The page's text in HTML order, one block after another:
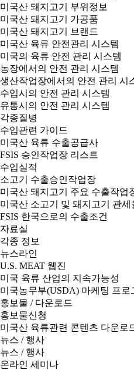
미국산 돼지고기 부위정보
미국산 돼지고기 가공품
미국산 돼지고기 브랜드
미국산 육류 안전관리 시스템
미국의 육류 안전 관리 시스템
농장에서의 안전 관리 시스템
생산작업장에서의 안전 관리 시
수입시의 안전 관리 시스템
유통시의 안전 관리 시스템
각종질병
수입관련 가이드
미국산 육류 수출공급사
FSIS 승인작업장 리스트
수입실적
소고기 수출승인작업장
미국산 돼지고기 주요 수출작업
미국산 소고기 및 돼지고기 관세
FSIS 한국으로의 수출조건
자료실
각종 정보
뉴스라인
U.S. MEAT 웹진
미국 육류 산업의 지속가능성
미국농무부(USDA) 마케팅 프로
홍보물 / 다운로드
홍보물신청
미국산 육류관련 콘텐츠 다운로
뉴스 / 행사
뉴스 / 행사
온라인 세미나